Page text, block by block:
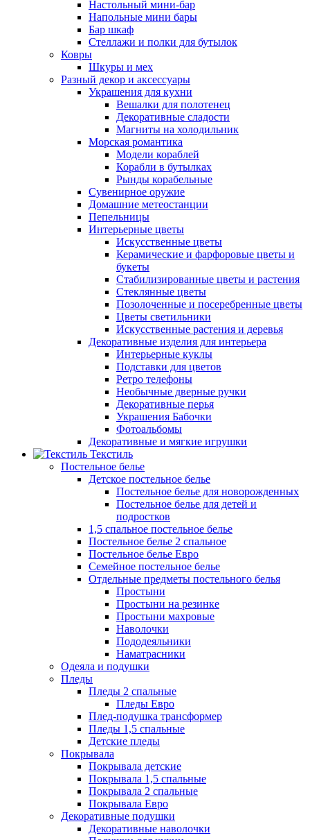
Настольный мини-бар
Напольные мини бары
Бар шкаф
Стеллажи и полки для бутылок
Ковры
Шкуры и мех
Разный декор и аксессуары
Украшения для кухни
Вешалки для полотенец
Декоративные сладости
Магниты на холодильник
Морская романтика
Модели кораблей
Корабли в бутылках
Рынды корабельные
Сувенирное оружие
Домашние метеостанции
Пепельницы
Интерьерные цветы
Искусственные цветы
Керамические и фарфоровые цветы и
букеты
Стабилизированные цветы и растения
Стеклянные цветы
Позолоченные и посеребренные цветы
Цветы светильники
Искусственные растения и деревья
Декоративные изделия для интерьера
Интерьерные куклы
Подставки для цветов
Ретро телефоны
Необычные дверные ручки
Декоративные перья
Украшения Бабочки
Фотоальбомы
Декоративные и мягкие игрушки
Текстиль
Постельное белье
Детское постельное белье
Постельное белье для новорожденных
Постельное белье для детей и
подростков
1,5 спальное постельное белье
Постельное белье 2 спальное
Постельное белье Евро
Семейное постельное белье
Отдельные предметы постельного белья
Простыни
Простыни на резинке
Простыни махровые
Наволочки
Пододеяльники
Наматрасники
Одеяла и подушки
Пледы
Пледы 2 спальные
Пледы Евро
Плед-подушка трансформер
Пледы 1,5 спальные
Детские пледы
Покрывала
Покрывала детские
Покрывала 1,5 спальные
Покрывала 2 спальные
Покрывала Евро
Декоративные подушки
Декоративные наволочки